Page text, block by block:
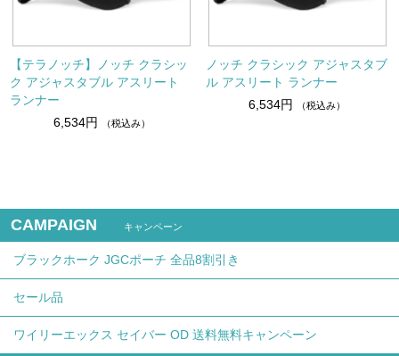
【テラノッチ】ノッチ クラシッ
ク アジャスタブル アスリート
ランナー
6,534円
（税込み）
ノッチ クラシック アジャスタブ
ル アスリート ランナー
6,534円
（税込み）
CAMPAIGN キャンペーン
ブラックホーク JGCポーチ 全品8割引き
セール品
ワイリーエックス セイバー OD 送料無料キャンペーン